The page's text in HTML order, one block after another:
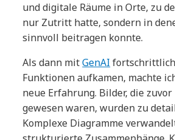
und digitale Räume in Orte, zu
nur Zutritt hatte, sondern in
sinnvoll beitragen konnte.
Als dann mitGenAI
Funktionen aufkamen, machte
neue Erfahrung. Bilder, die
gewesen waren, wurden zu
Komplexe Diagramme